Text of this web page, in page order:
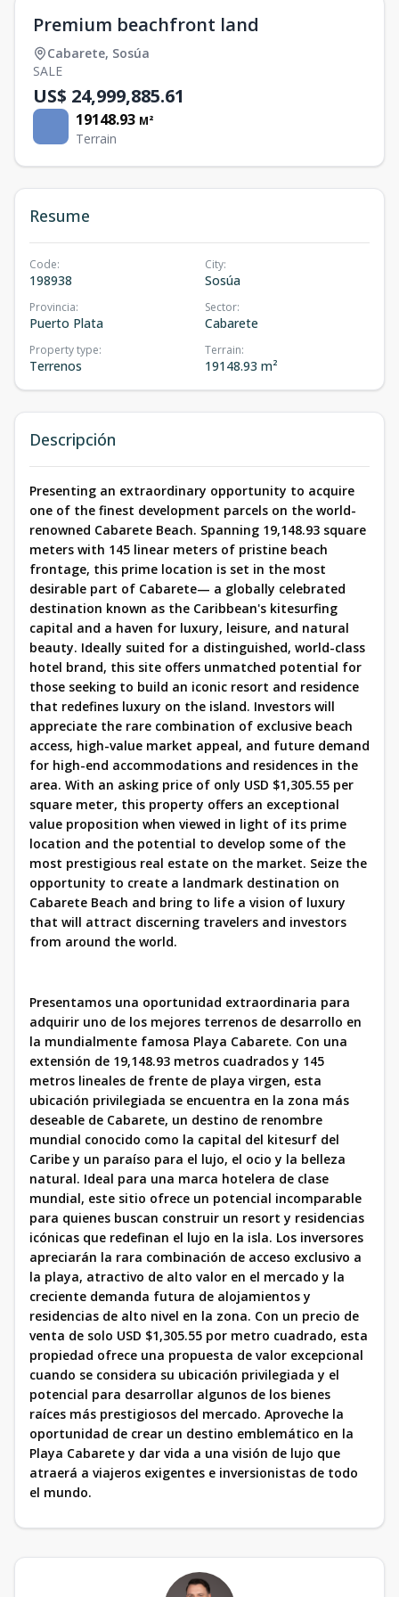
Premium beachfront land
Cabarete, Sosúa
SALE
US$ 24,999,885.61
19148.93 M²
Terrain
Resume
Code:
198938
City:
Sosúa
Provincia:
Puerto Plata
Sector:
Cabarete
Property type:
Terrenos
Terrain:
19148.93 m²
Descripción
Presenting an extraordinary opportunity to acquire
one of the finest development parcels on the world-
renowned Cabarete Beach. Spanning 19,148.93 square
meters with 145 linear meters of pristine beach
frontage, this prime location is set in the most
desirable part of Cabarete— a globally celebrated
destination known as the Caribbean's kitesurfing
capital and a haven for luxury, leisure, and natural
beauty. Ideally suited for a distinguished, world-class
hotel brand, this site offers unmatched potential for
those seeking to build an iconic resort and residence
that redefines luxury on the island. Investors will
appreciate the rare combination of exclusive beach
access, high-value market appeal, and future demand
for high-end accommodations and residences in the
area. With an asking price of only USD $1,305.55 per
square meter, this property offers an exceptional
value proposition when viewed in light of its prime
location and the potential to develop some of the
most prestigious real estate on the market. Seize the
opportunity to create a landmark destination on
Cabarete Beach and bring to life a vision of luxury
that will attract discerning travelers and investors
from around the world.
Presentamos una oportunidad extraordinaria para
adquirir uno de los mejores terrenos de desarrollo en
la mundialmente famosa Playa Cabarete. Con una
extensión de 19,148.93 metros cuadrados y 145
metros lineales de frente de playa virgen, esta
ubicación privilegiada se encuentra en la zona más
deseable de Cabarete, un destino de renombre
mundial conocido como la capital del kitesurf del
Caribe y un paraíso para el lujo, el ocio y la belleza
natural. Ideal para una marca hotelera de clase
mundial, este sitio ofrece un potencial incomparable
para quienes buscan construir un resort y residencias
icónicas que redefinan el lujo en la isla. Los inversores
apreciarán la rara combinación de acceso exclusivo a
la playa, atractivo de alto valor en el mercado y la
creciente demanda futura de alojamientos y
residencias de alto nivel en la zona. Con un precio de
venta de solo USD $1,305.55 por metro cuadrado, esta
propiedad ofrece una propuesta de valor excepcional
cuando se considera su ubicación privilegiada y el
potencial para desarrollar algunos de los bienes
raíces más prestigiosos del mercado. Aproveche la
oportunidad de crear un destino emblemático en la
Playa Cabarete y dar vida a una visión de lujo que
atraerá a viajeros exigentes e inversionistas de todo
el mundo.